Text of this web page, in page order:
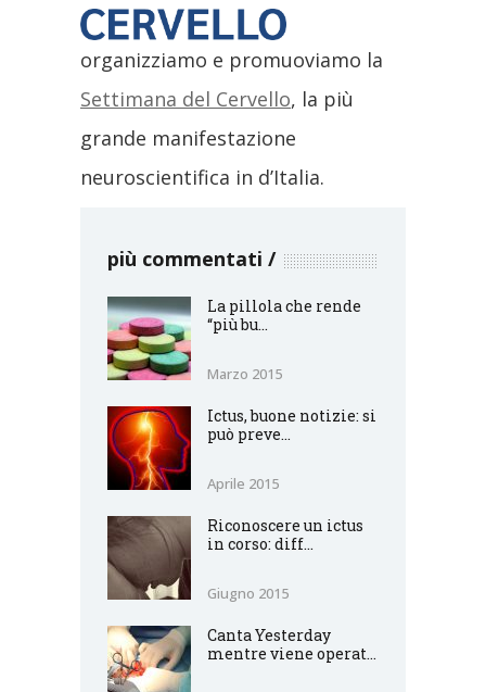
organizziamo e promuoviamo la
Settimana del Cervello, la più
grande manifestazione
neuroscientifica in d’Italia.
più commentati
La pillola che rende
“più bu...
Marzo 2015
Ictus, buone notizie: si
può preve...
Aprile 2015
Riconoscere un ictus
in corso: diff...
Giugno 2015
Canta Yesterday
mentre viene operat...